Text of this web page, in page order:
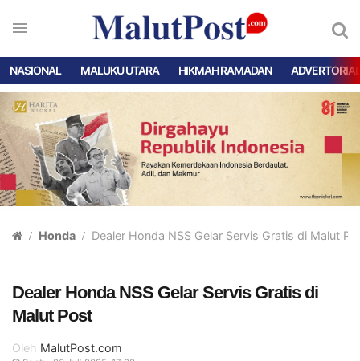
NASIONAL MALUKU UTARA HIKMAH RAMADAN ADVERTORIAL
Honda Dealer Honda NSS Gelar Servis Gratis di Malut
Dealer Honda NSS Gelar Servis Gratis di
Malut Post
Oleh MalutPost.com